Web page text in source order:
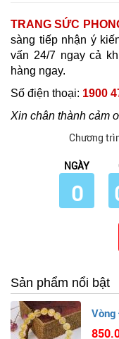
TRANG SỨC
sàng tiếp nhận ý
vấn 24/7 ngay cả
hàng ngay.
Số điện thoại: 1900
Xin chân thành cảm
Chương
NGÀY
0
Sản phẩm nổi bật
Vòng